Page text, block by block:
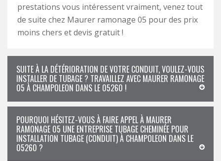
prestations vous intéressent vraiment, venez tout
de suite chez Maurer ramonage 05 pour des prix
moins chers et devis gratuit !
SUITE À LA DÉTÉRIORATION DE VOTRE CONDUIT, VOULEZ-VOUS
INSTALLER DE TUBAGE ? TRAVAILLEZ AVEC MAURER RAMONAGE
05 À CHAMPOLEON DANS LE 05260 !
POURQUOI HÉSITEZ-VOUS À FAIRE APPEL À MAURER
RAMONAGE 05 UNE ENTREPRISE TUBAGE CHEMINÉE POUR
INSTALLATION TUBAGE (CONDUIT) À CHAMPOLEON DANS LE
05260 ?